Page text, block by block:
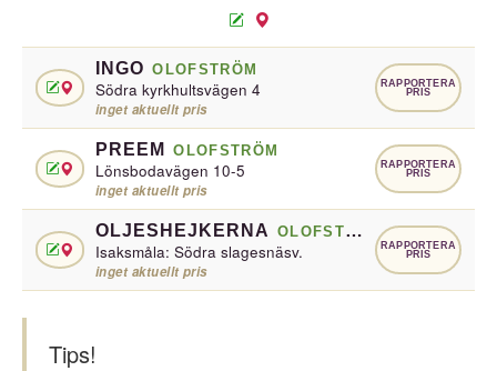
INGO OLOFSTRÖM
Södra kyrkhultsvägen 4
inget aktuellt pris
RAPPORTERA
PRIS
PREEM OLOFSTRÖM
Lönsbodavägen 10-5
inget aktuellt pris
RAPPORTERA
PRIS
OLJESHEJKERNA OLOFSTRÖM
Isaksmåla: Södra slagesnäsv.
inget aktuellt pris
RAPPORTERA
PRIS
Tips!